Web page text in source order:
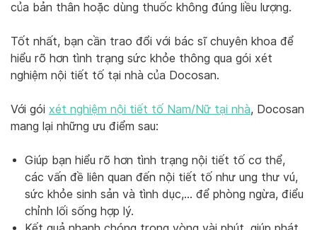
của bản thân hoặc dùng thuốc không đúng liều lượng.
Tốt nhất, bạn cần trao đổi với bác sĩ chuyên khoa để
hiểu rõ hơn tình trạng sức khỏe thông qua gói xét
nghiệm nội tiết tố tại nhà của Docosan.
Với gói xét nghiệm nội tiết tố Nam/Nữ tại nhà, Docosan
mang lại những ưu điểm sau:
Giúp bạn hiểu rõ hơn tình trạng nội tiết tố cơ thể,
các vấn đề liên quan đến nội tiết tố như ung thư vú,
sức khỏe sinh sản và tình dục,… để phòng ngừa, điểu
chỉnh lối sống hợp lý.